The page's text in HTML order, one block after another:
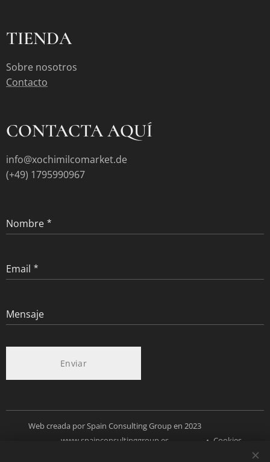
TIENDA
Sobre nosotros
Contacto
CONTACTA AQUÍ
info@xochimilcomarket.de
(+49) 1795990967
Nombre
Email
Mensaje
Enviar
Web creada por Spain Consulting Group en 2023
www.spainconsultinggroup.es
Cookies